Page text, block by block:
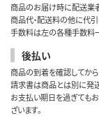
商品のお届け時に配送業
商品代・配送料の他に代引
手数料は左の各種手数料
後払い
商品の到着を確認してから
請求書は商品とは別に発
お支払い期日を過ぎても
ざいます。